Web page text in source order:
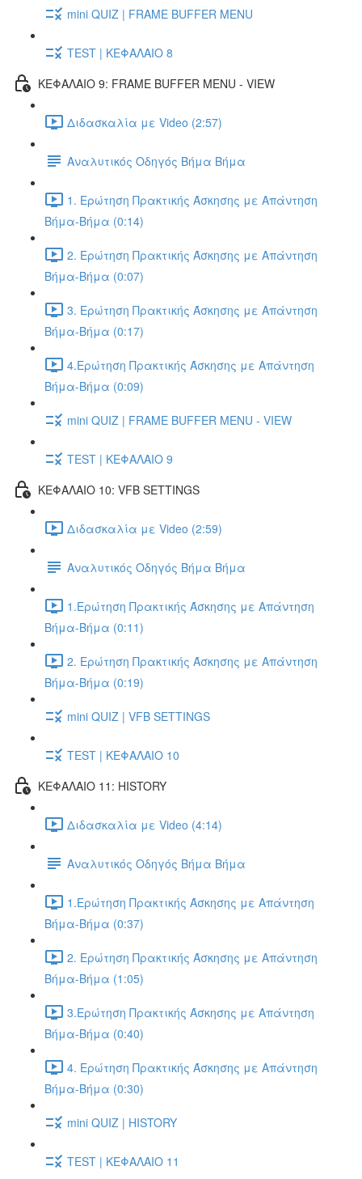
mini QUIZ | FRAME BUFFER MENU
TEST | ΚΕΦΑΛΑΙΟ 8
ΚΕΦΑΛΑΙΟ 9: FRAME BUFFER MENU - VIEW
Διδασκαλία με Video (2:57)
Αναλυτικός Οδηγός Βήμα Βήμα
1. Ερώτηση Πρακτικής Άσκησης με Απάντηση
Βήμα-Βήμα (0:14)
2. Ερώτηση Πρακτικής Άσκησης με Απάντηση
Βήμα-Βήμα (0:07)
3. Ερώτηση Πρακτικής Άσκησης με Απάντηση
Βήμα-Βήμα (0:17)
4.Ερώτηση Πρακτικής Άσκησης με Απάντηση
Βήμα-Βήμα (0:09)
mini QUIZ | FRAME BUFFER MENU - VIEW
TEST | ΚΕΦΑΛΑΙΟ 9
ΚΕΦΑΛΑΙΟ 10: VFB SETTINGS
Διδασκαλία με Video (2:59)
Αναλυτικός Οδηγός Βήμα Βήμα
1.Ερώτηση Πρακτικής Άσκησης με Απάντηση
Βήμα-Βήμα (0:11)
2. Ερώτηση Πρακτικής Άσκησης με Απάντηση
Βήμα-Βήμα (0:19)
mini QUIZ | VFB SETTINGS
TEST | ΚΕΦΑΛΑΙΟ 10
ΚΕΦΑΛΑΙΟ 11: HISTORY
Διδασκαλία με Video (4:14)
Αναλυτικός Οδηγός Βήμα Βήμα
1.Ερώτηση Πρακτικής Άσκησης με Απάντηση
Βήμα-Βήμα (0:37)
2. Ερώτηση Πρακτικής Άσκησης με Απάντηση
Βήμα-Βήμα (1:05)
3.Ερώτηση Πρακτικής Άσκησης με Απάντηση
Βήμα-Βήμα (0:40)
4. Ερώτηση Πρακτικής Άσκησης με Απάντηση
Βήμα-Βήμα (0:30)
mini QUIZ | HISTORY
TEST | ΚΕΦΑΛΑΙΟ 11